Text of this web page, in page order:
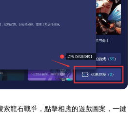
索龍石戰爭，點擊相應的遊戲圖案，一鍵